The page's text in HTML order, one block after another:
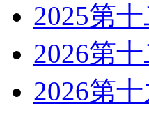
2025第
2026第
2026第